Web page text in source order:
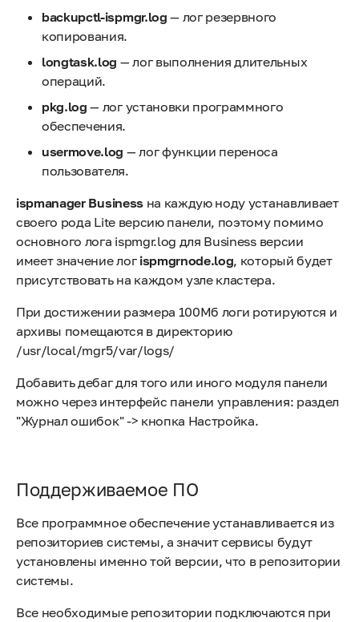
backupctl-ispmgr.log — лог резервного
копирования.
longtask.log — лог выполнения длительных
операций.
pkg.log — лог установки программного
обеспечения.
usermove.log — лог функции переноса
пользователя.
ispmanager Businessна каждую ноду устанавливает
своего рода Lite версию панели, поэтому помимо
основного лога ispmgr.log для Business версии
имеет значение лог ispmgrnode.log, который будет
присутствовать на каждом узле кластера.
При достижении размера 100Мб логи ротируются и
архивы помещаются в директорию
/usr/local/mgr5/var/logs/
Добавить дебаг для того или иного модуля панели
можно через интерфейс панели управления: раздел
"Журнал ошибок" -> кнопка Настройка.
Поддерживаемое ПО
Все программное обеспечение устанавливается из
репозиториев системы, а значит сервисы будут
установлены именно той версии, что в репозитории
системы.
Все необходимые репозитории подключаются при